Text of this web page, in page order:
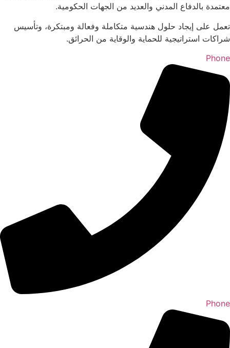
معتمدة بالدفاع المدني والعديد من الجهات الحكومية.
تعمل على إيجاد حلول هندسية متكاملة وفعالة ومبتكرة، وتأسيس
شراكات استراتيجية للحماية والوقاية من الحرائق.
Phone
Phone